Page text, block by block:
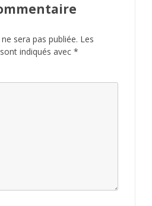
sera pas publiée. Les
indiqués avec *